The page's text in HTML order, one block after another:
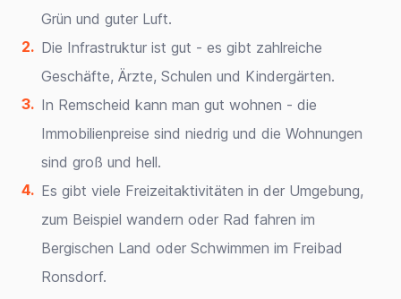
Grün und guter Luft.
Die Infrastruktur ist gut - es gibt zahlreiche
Geschäfte, Ärzte, Schulen und Kindergärten.
In Remscheid kann man gut wohnen - die
Immobilienpreise sind niedrig und die Wohnungen
sind groß und hell.
Es gibt viele Freizeitaktivitäten in der Umgebung,
zum Beispiel wandern oder Rad fahren im
Bergischen Land oder Schwimmen im Freibad
Ronsdorf.